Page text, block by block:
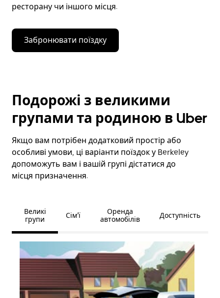
ресторану чи іншого місця.
Забронювати поїздку
Подорожі з великими
групами та родиною в Uber
Якщо вам потрібен додатковий простір або
особливі умови, ці варіанти поїздок у Berkeley
допоможуть вам і вашій групі дістатися до
місця призначення.
Великі
групи
Сім’ї
Оренда
автомобілів
Доступність